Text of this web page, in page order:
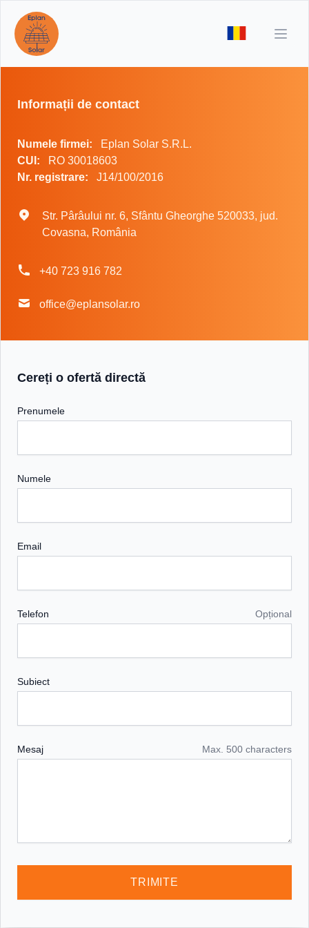
Open
Informații de contact
Numele firmei:
Eplan Solar S.R.L.
CUI:
RO 30018603
Nr. registrare:
J14/100/2016
Postal address
Str. Pârâului nr. 6, Sfântu Gheorghe 520033, jud.
Covasna, România
Phone number
+40 723 916 782
Emailoffice@eplansolar.ro
Cereți o ofertă directă
Prenumele
Numele
Email
Telefon Opțional
Subiect
Mesaj Max. 500 characters
TRIMITE